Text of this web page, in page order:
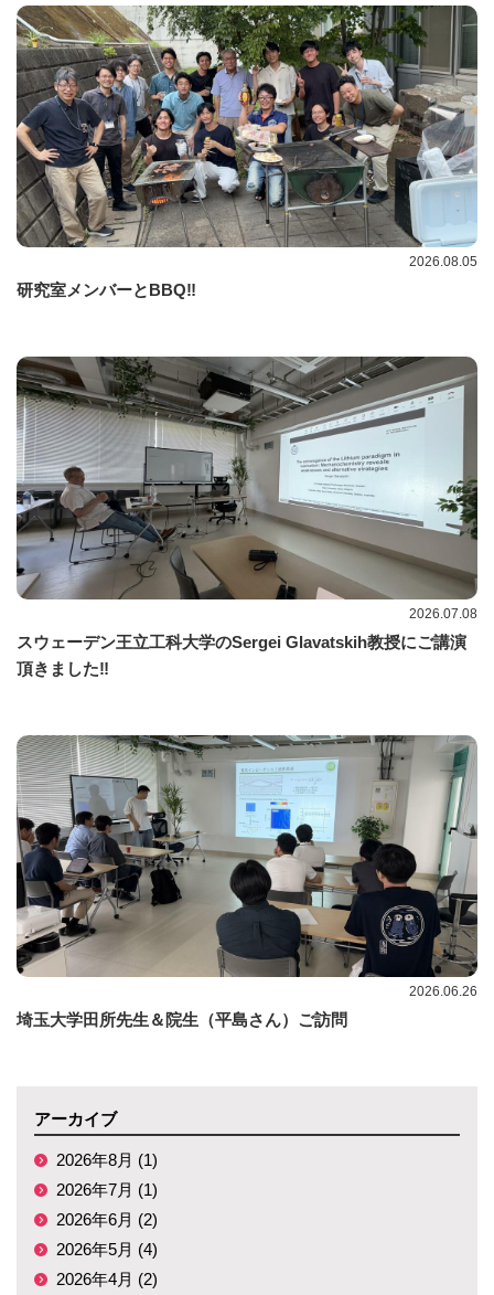
2026.08.05
研究室メンバーとBBQ‼
2026.07.08
スウェーデン王立工科大学のSergei Glavatskih教授にご講演
頂きました‼
2026.06.26
埼玉大学田所先生＆院生（平島さん）ご訪問
アーカイブ
2026年8月 (1)
2026年7月 (1)
2026年6月 (2)
2026年5月 (4)
2026年4月 (2)